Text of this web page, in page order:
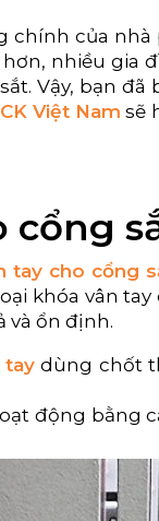
chính của
nhiều gia
Vậy, bạn đã
Việt Nam sẽ
cổng
tay cho cổng
khóa vân
và ổn định.
taydùng chốt
động bằng